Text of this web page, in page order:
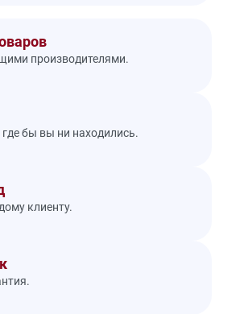
производителями.
бы вы ни находились.
клиенту.